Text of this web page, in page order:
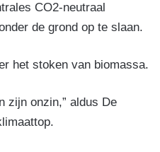
CO2-neutraal
de grond op te slaan.
het stoken van biomassa.
zijn onzin,” aldus De